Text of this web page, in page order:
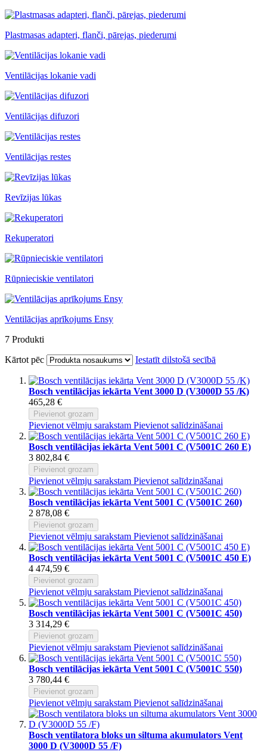
Plastmasas adapteri, flanči, pārejas, piederumi
Ventilācijas lokanie vadi
Ventilācijas difuzori
Ventilācijas restes
Revīzijas lūkas
Rekuperatori
Rūpnieciskie ventilatori
Ventilācijas aprīkojums Ensy
7 Produkti
Kārtot pēc
Iestatīt dilstošā secībā
Bosch ventilācijas iekārta Vent 3000 D (V3000D 55 /K)
465,28 €
Pievienot grozam
Pievienot vēlmju sarakstam Pievienot salīdzināšanai
Bosch ventilācijas iekārta Vent 5001 C (V5001C 260 E)
3 802,84 €
Pievienot grozam
Pievienot vēlmju sarakstam Pievienot salīdzināšanai
Bosch ventilācijas iekārta Vent 5001 C (V5001C 260)
2 878,08 €
Pievienot grozam
Pievienot vēlmju sarakstam Pievienot salīdzināšanai
Bosch ventilācijas iekārta Vent 5001 C (V5001C 450 E)
4 474,59 €
Pievienot grozam
Pievienot vēlmju sarakstam Pievienot salīdzināšanai
Bosch ventilācijas iekārta Vent 5001 C (V5001C 450)
3 314,29 €
Pievienot grozam
Pievienot vēlmju sarakstam Pievienot salīdzināšanai
Bosch ventilācijas iekārta Vent 5001 C (V5001C 550)
3 780,44 €
Pievienot grozam
Pievienot vēlmju sarakstam Pievienot salīdzināšanai
Bosch ventilatora bloks un siltuma akumulators Vent
3000 D (V3000D 55 /F)